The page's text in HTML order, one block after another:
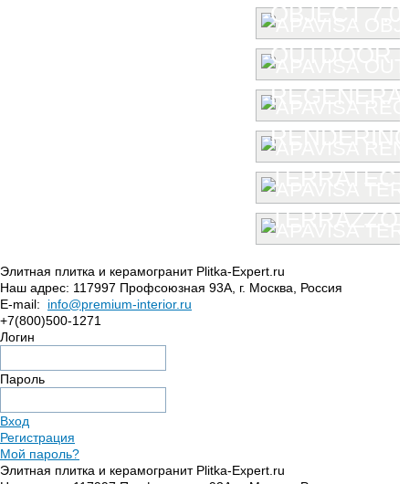
OBJECT 7.0
OUTDOOR
TERRATEC
TERRAZZO
Элитная плитка и керамогранит Plitka-Expert.ru
Наш адрес: 117997 Профсоюзная 93А, г. Москва, Россия
E-mail:
info@premium-interior.ru
+7(800)500-1271
Логин
Пароль
Вход
Регистрация
Мой пароль?
Элитная плитка и керамогранит Plitka-Expert.ru